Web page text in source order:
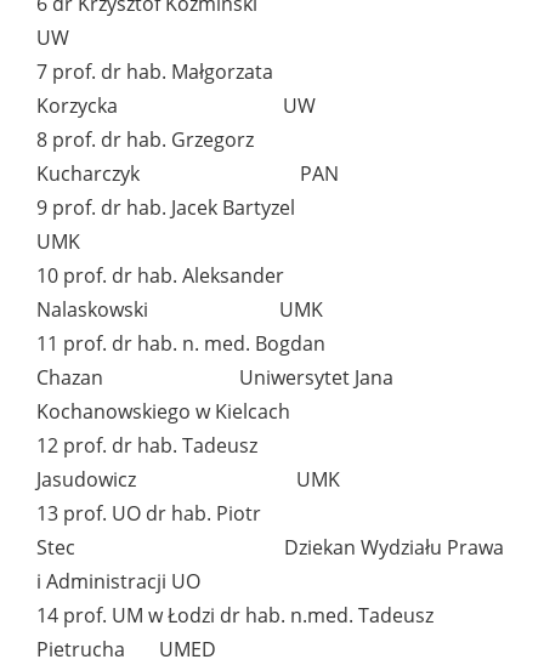
UW
7 prof. dr hab. Małgorzata
Korzycka UW
8 prof. dr hab. Grzegorz
Kucharczyk PAN
9 prof. dr hab. Jacek Bartyzel
UMK
10 prof. dr hab. Aleksander
Nalaskowski UMK
11 prof. dr hab. n. med. Bogdan
Chazan Uniwersytet Jana
Kochanowskiego w Kielcach
12 prof. dr hab. Tadeusz
Jasudowicz UMK
13 prof. UO dr hab. Piotr
Stec Dziekan Wydziału Prawa
i Administracji UO
14 prof. UM w Łodzi dr hab. n.med. Tadeusz
Pietrucha UMED